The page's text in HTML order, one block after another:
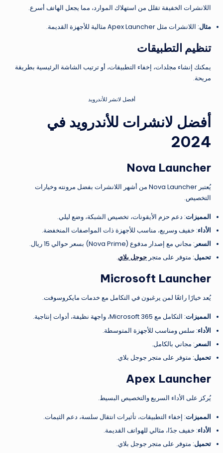
اللانشرات الخفيفة تقلل من استهلاك الموارد، مما يجعل الهاتف أسرع.
مثال: اللانشرات مثل Apex Launcher مثالية للأجهزة القديمة.
تنظيم التطبيقات
يمكنك إنشاء مجلدات، إخفاء التطبيقات، أو ترتيب الشاشة الرئيسية بطريقة
مريحة.
أفضل لانشر للأندرويد
أفضل لانشرات للأندرويد في
2024
Nova Launcher
يُعتبر Nova Launcher من أشهر اللانشرات بفضل مرونته وخيارات
التخصيص.
المميزات: دعم حزم الأيقونات، تخصيص الشبكة، وضع ليلي.
الأداء: خفيف وسريع، مناسب للأجهزة ذات المواصفات المنخفضة.
السعر : مجاني مع إصدار مدفوع (Nova Prime) بسعر حوالي 15 ريال.
تحميل: متوفر على متجر جوجل بلاي.
Microsoft Launcher
يُعد خيارًا رائعًا لمن يرغبون في التكامل مع خدمات مايكروسوفت.
المميزات: التكامل مع Microsoft 365، واجهة نظيفة، أدوات إنتاجية.
الأداء: سلس ومناسب للأجهزة المتوسطة.
السعر : مجاني بالكامل.
تحميل: متوفر على متجر جوجل بلاي.
Apex Launcher
يُركز على الأداء السريع والتخصيص البسيط.
المميزات: إخفاء التطبيقات، تأثيرات انتقال سلسة، دعم الثيمات.
الأداء: خفيف جدًا، مثالي للهواتف القديمة.
تحميل: متوفر على متجر جوجل بلاي.